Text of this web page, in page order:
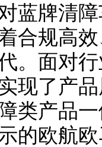
牌清障
合规高
。面对
现了产
类产品
欧航欧